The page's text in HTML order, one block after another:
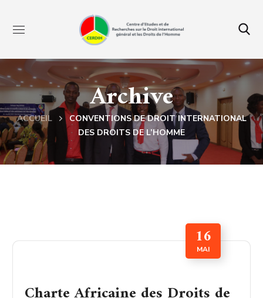
Archive
ACCUEIL
CONVENTIONS DE DROIT INTERNATIONAL
DES DROITS DE L’HOMME
16
MAI